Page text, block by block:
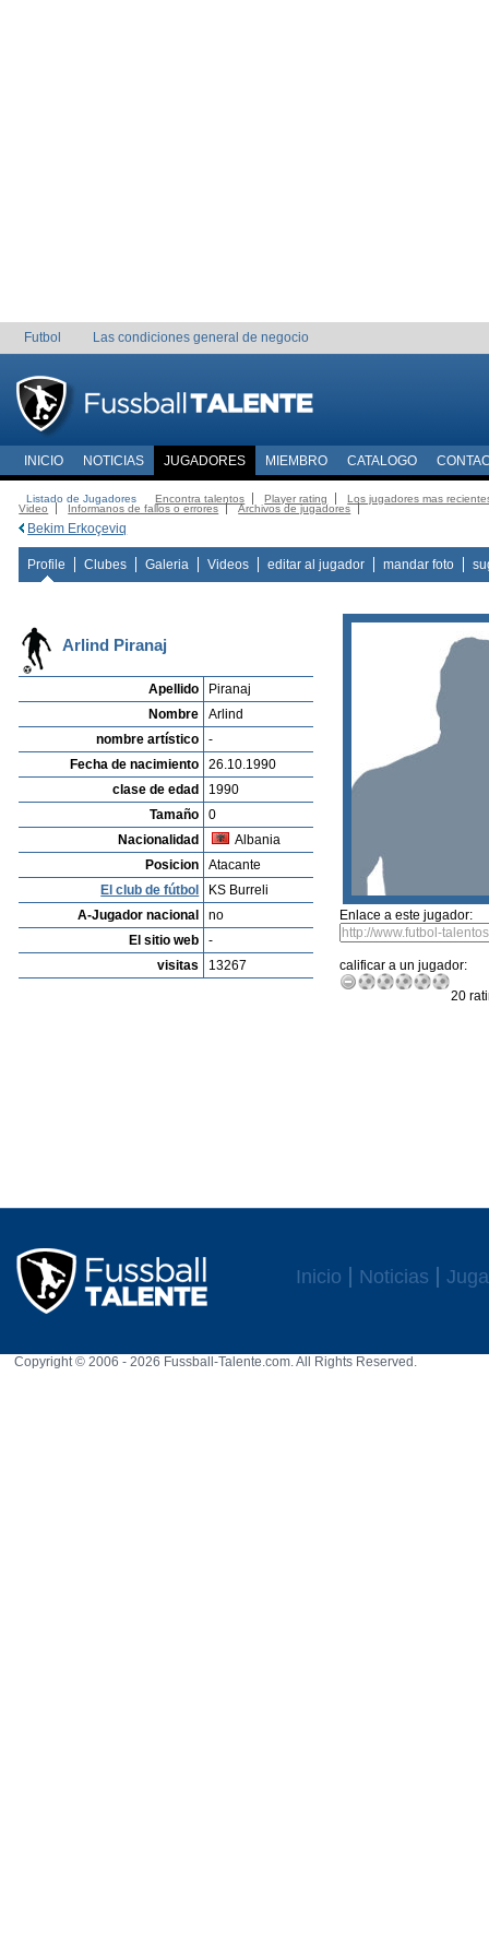
Futbol Las condiciones general de negocio
INICIO NOTICIAS JUGADORES MIEMBRO CATALOGO
Listado de Jugadores Encontra talentos Player rating
Los jugadores mas
Video
Informanos de fallos o errores Archivos de jugadores
Bekim Erkoçeviq
Profile Clubes Galeria Videos editar al jugador mandar foto
Arlind Piranaj
Apellido
Piranaj
Nombre
Arlind
nombre artístico
-
Fecha de nacimiento
26.10.1990
clase de edad
1990
Tamaño
0
Nacionalidad
Albania
Posicion
Atacante
El club de fútbol
KS Burreli
A-Jugador nacional
no
El sitio web
-
visitas
13267
Enlace a este jugador:
calificar a un jugador:
20
Inicio Noticias
Copyright © 2006 - 2026 Fussball-Talente.com. All Rights Reserved.